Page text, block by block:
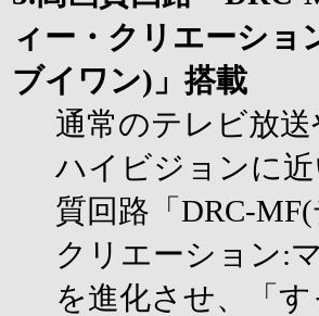
ィー・クリエーシ
ブイワン)」搭載
通常のテレビ放
ハイビジョンに
質回路「DRC-
クリエーション:
を進化させ、「